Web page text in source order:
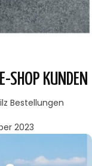
SHOP KUNDEN
Bestellungen
2023